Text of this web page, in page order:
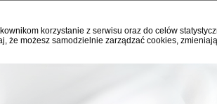
korzystanie z serwisu oraz do celów
że możesz samodzielnie zarządzać cookies,